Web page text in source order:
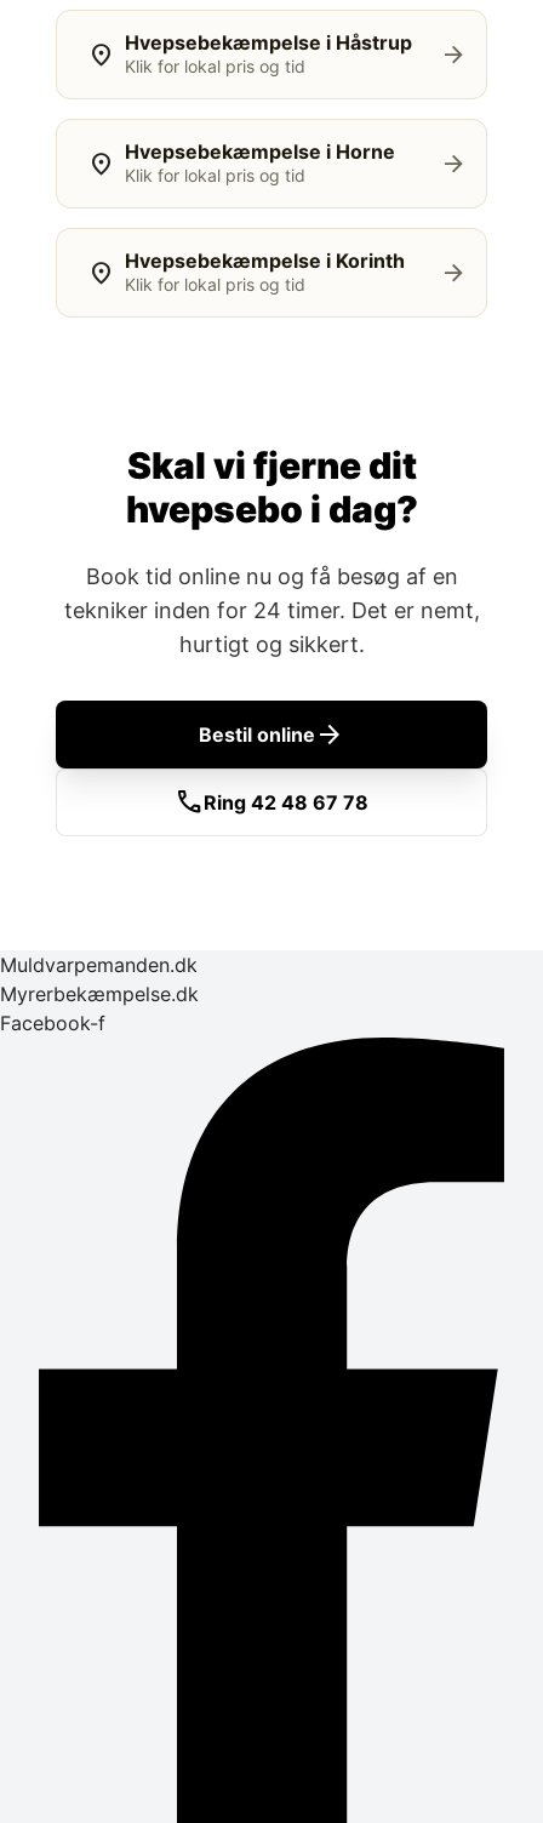
location_on Hvepsebekæmpelse i Håstrup
Klik for lokal pris og tid arrow_forward
location_on Hvepsebekæmpelse i Horne
Klik for lokal pris og tid arrow_forward
location_on Hvepsebekæmpelse i Korinth
Klik for lokal pris og tid arrow_forward
Skal vi fjerne dit
hvepsebo i dag?
Book tid online nu og få besøg af en
tekniker inden for 24 timer. Det er nemt,
hurtigt og sikkert.
Bestil online arrow_forward
callRing 42 48 67 78
Muldvarpemanden.dk
Myrerbekæmpelse.dk
Facebook-f